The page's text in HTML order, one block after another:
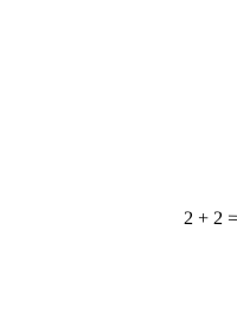
2 + 2